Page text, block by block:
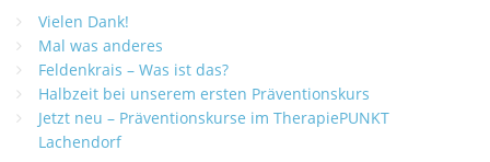
Vielen Dank!
Mal was anderes
Feldenkrais – Was ist das?
Halbzeit bei unserem ersten Präventionskurs
Jetzt neu – Präventionskurse im TherapiePUNKT
Lachendorf